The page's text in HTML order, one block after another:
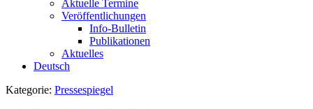
Aktuelle Termine
Veröffentlichungen
Info-Bulletin
Publikationen
Aktuelles
Deutsch
Kategorie: Pressespiegel